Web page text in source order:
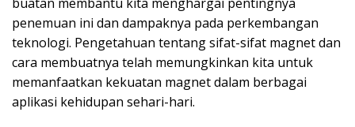
penemuan ini dan dampaknya pada perkembangan
teknologi. Pengetahuan tentang sifat-sifat magnet dan
cara membuatnya telah memungkinkan kita untuk
memanfaatkan kekuatan magnet dalam berbagai
aplikasi kehidupan sehari-hari.